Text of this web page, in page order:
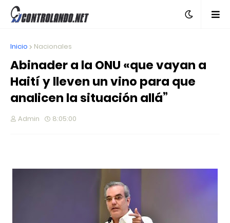
Inicio Nacionales
Abinader a la ONU «que vayan a
Haití y lleven un vino para que
analicen la situación allá”
Admin 8:05:00